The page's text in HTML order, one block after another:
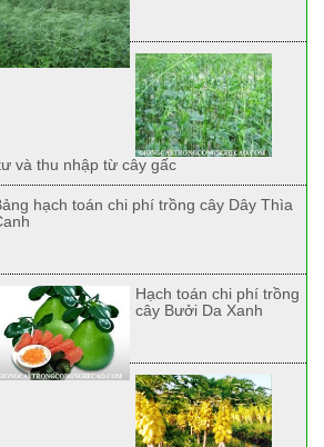
và thu nhập từ cây gấc
hạch toán chi phí trồng cây Dây Thìa
Hạch toán chi phí trồng
cây Bưởi Da Xanh